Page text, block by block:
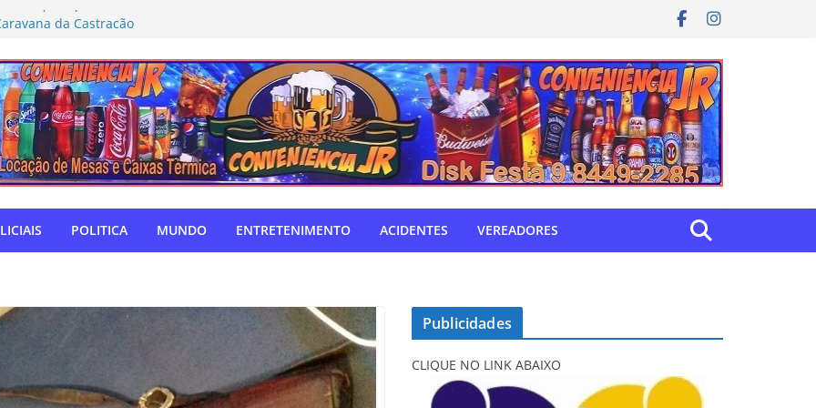
(MDB) solicita inclusão de Novo
Nelsinho, Senado aprova isenção
de remédios
SUL: Matogrosso & Mathias farão
autodefensor, não tenho palavras
Taramelli emociona Câmara em
POLITICA MUNDO ENTRETENIMENTO ACIDENTES VEREADORES
Publicidades
CLIQUE NO LINK ABAIXO